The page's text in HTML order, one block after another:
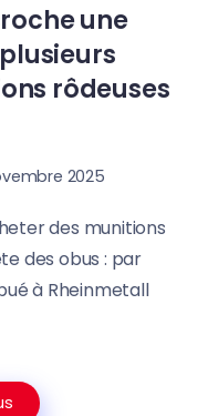
une
rôdeuses
2025
des munitions
des obus : par
à Rheinmetall